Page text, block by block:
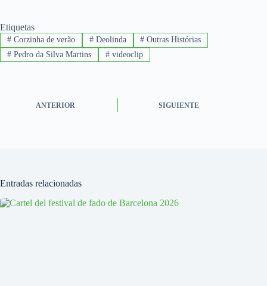
Etiquetas
#Corzinha de verão #Deolinda # Outras Histórias
#Pedro da Silva Martins #videoclip
ANTERIOR SIGUIENTE
Entradas relacionadas